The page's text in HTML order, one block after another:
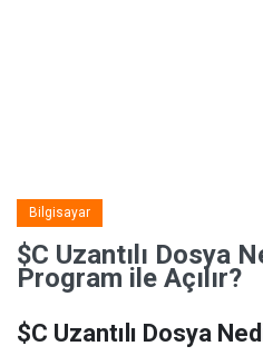
Bilgisayar
$C Uzantılı Dosya
Program ile Açılır?
$C Uzantılı Dosya